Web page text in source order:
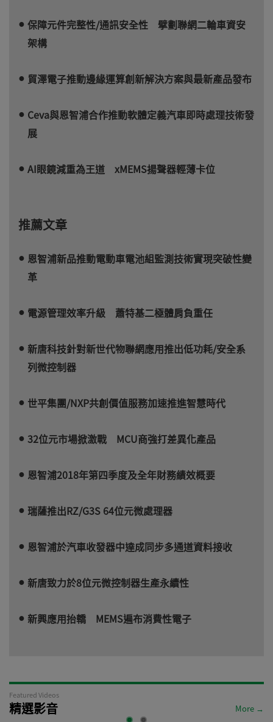
保障元件完整性/通訊安全性 擘劃聯網二輪車資安
架構
貿澤電子推動邊緣運算創新解決方案與最新產品發布
Ceva與恩智浦合作推動軟體定義汽車即時處理技術發
展
AI眼鏡減重為王道 xMEMS揚聲器輕薄卡位
推薦文章
恩智浦新品推動電動車電池組監測技術實現突破性變
革
電源管理效率升級 蕭特基二極體肩負重任
新唐科技針對新世代物聯網應用推出低功耗/安全系
列微控制器
世平集團/NXP共創價值服務加速推進智慧時代
32位元市場掀激戰 MCU商強打差異化產品
恩智浦2018年第四季度及全年財務績效概要
瑞薩推出RZ/G3S 64位元微處理器
恩智浦於汽車收發器中達成同步多通道資料接收
新唐致力於8位元微控制器生產永續性
新興應用抬轎 MEMS遍布消費性電子
Featured Videos
精選影音 More →